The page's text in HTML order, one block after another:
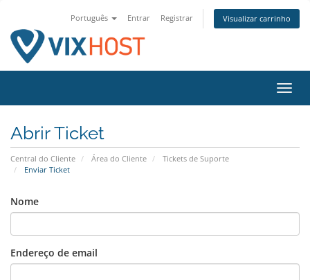
Português Entrar Registrar Visualizar carrinho
Abrir Ticket
Central do Cliente Área do Cliente
Tickets de Suporte
Enviar Ticket
Nome
Endereço de email